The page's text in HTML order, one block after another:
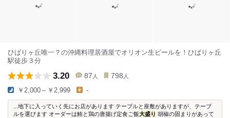
ひばりヶ丘唯一？の沖縄料理居酒屋でオリオン生ビールを！ひばりヶ丘
駅徒歩３分
3.20 87 人 798 人
￥2,000～￥2,999 -
...地下に入っていく先にお店があります テーブルと座敷がありますが、テーブ
ルを選びます オーダーは鮪と鶏の唐揚げ定食ご飯大盛り 胡椒の固まりがあって